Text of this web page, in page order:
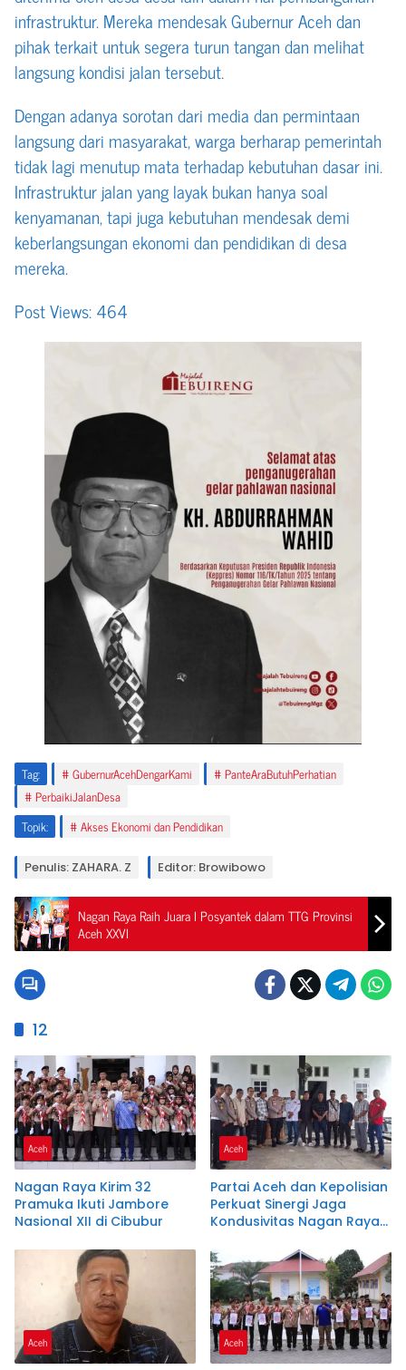
infrastruktur. Mereka mendesak Gubernur Aceh dan
pihak terkait untuk segera turun tangan dan melihat
langsung kondisi jalan tersebut.
Dengan adanya sorotan dari media dan permintaan
langsung dari masyarakat, warga berharap pemerintah
tidak lagi menutup mata terhadap kebutuhan dasar ini.
Infrastruktur jalan yang layak bukan hanya soal
kenyamanan, tapi juga kebutuhan mendesak demi
keberlangsungan ekonomi dan pendidikan di desa
mereka.
Post Views:464
Tag: GubernurAcehDengarKami
PanteAraButuhPerhatian
PerbaikiJalanDesa
Topik:
Akses Ekonomi dan Pendidikan
Penulis: ZAHARA. Z Editor: Browibowo
Nagan Raya Raih Juara I Posyantek dalam TTG Provinsi
Aceh XXVI
12
Aceh
Nagan Raya Kirim 32
Pramuka Ikuti Jambore
Nasional XII di Cibubur
Aceh
Partai Aceh dan Kepolisian
Perkuat Sinergi Jaga
Kondusivitas Nagan Raya
Aceh Aceh